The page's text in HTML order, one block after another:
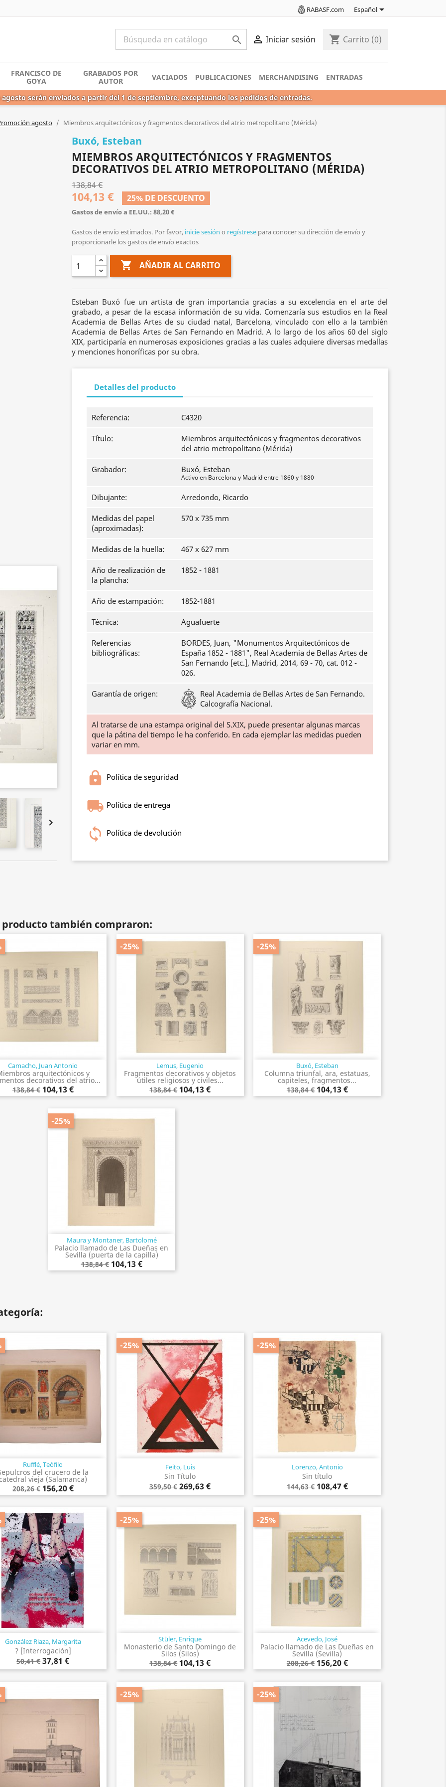
RABASF.com Español
  Iniciar sesión shopping_cart Carrito (0)
FRANCISCO DE
GOYA
GRABADOS POR
AUTOR
VACIADOS PUBLICACIONES MERCHANDISING ENTRADAS
serán enviados a partir del 1 de septiembre, exceptuando los pedidos de entradas.
agosto Miembros arquitectónicos y fragmentos decorativos del atrio metropolitano (Mérida)

Buxó, Esteban
MIEMBROS ARQUITECTÓNICOS Y FRAGMENTOS
DECORATIVOS DEL ATRIO METROPOLITANO (MÉRIDA)
138,84 €
104,13 € 25% DE DESCUENTO
Gastos de envío a EE.UU.: 88,20 €
Gastos de envío estimados. Por favor, inicie sesión o regístrese para conocer su dirección de envío y
proporcionarle los gastos de envío exactos
 AÑADIR AL CARRITO
Esteban Buxó fue un artista de gran importancia gracias a su excelencia en el arte del
grabado, a pesar de la escasa información de su vida. Comenzaría sus estudios en la Real
Academia de Bellas Artes de su ciudad natal, Barcelona, vinculado con ello a la también
Academia de Bellas Artes de San Fernando en Madrid. A lo largo de los años 60 del siglo
XIX, participaría en numerosas exposiciones gracias a las cuales adquiere diversas medallas
y menciones honoríficas por su obra.
Detalles del producto
Referencia: C4320
Título:
Miembros arquitectónicos y fragmentos decorativos
del atrio metropolitano (Mérida)
Grabador: Buxó, Esteban
Activo en Barcelona y Madrid entre 1860 y 1880
Dibujante: Arredondo, Ricardo
Medidas del papel
(aproximadas):
570 x 735 mm
Medidas de la huella: 467 x 627 mm
Año de realización de
la plancha:
1852 - 1881
Año de estampación: 1852-1881
Técnica: Aguafuerte
Referencias
bibliográficas:
BORDES, Juan, "Monumentos Arquitectónicos de
España 1852 - 1881", Real Academia de Bellas Artes de
San Fernando [etc.], Madrid, 2014, 69 - 70, cat. 012 -
026.
Garantía de origen:
Real Academia de Bellas Artes de San Fernando.
Calcografía Nacional.
Al tratarse de una estampa original del S.XIX, puede presentar algunas marcas
que la pátina del tiempo le ha conferido. En cada ejemplar las medidas pueden
variar en mm.
Política de seguridad
Política de entrega
Política de devolución
también compraron:
Camacho, Juan Antonio
arquitectónicos y
decorativos del atrio...
138,84 € 104,13 €
Vista rápida Lemus, Eugenio
Fragmentos decorativos y objetos
útiles religiosos y civiles...
138,84 € 104,13 €
-25%
Vista rápida Buxó, Esteban
Columna triunfal, ara, estatuas,
capiteles, fragmentos...
138,84 € 104,13 €
-25%
Vista rápida
Maura y Montaner, Bartolomé
Palacio llamado de Las Dueñas en
Sevilla (puerta de la capilla)
138,84 € 104,13 €
-25%
Vista rápida
Rufflé, Teófilo
del crucero de la
vieja (Salamanca)
208,26 € 156,20 €
Vista rápida Feito, Luis
Sin Título
359,50 € 269,63 €
-25%
Vista rápida Lorenzo, Antonio
Sin título
144,63 € 108,47 €
-25%
Vista rápida
González Riaza, Margarita
? [Interrogación]
50,41 € 37,81 €
Vista rápida Stüler, Enrique
Monasterio de Santo Domingo de
Silos (Silos)
138,84 € 104,13 €
-25%
Vista rápida Acevedo, José
Palacio llamado de Las Dueñas en
Sevilla (Sevilla)
208,26 € 156,20 €
-25%
Vista rápida
-25% -25%